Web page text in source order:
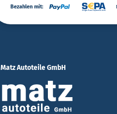
Bezahlen mit:
Matz Autoteile GmbH